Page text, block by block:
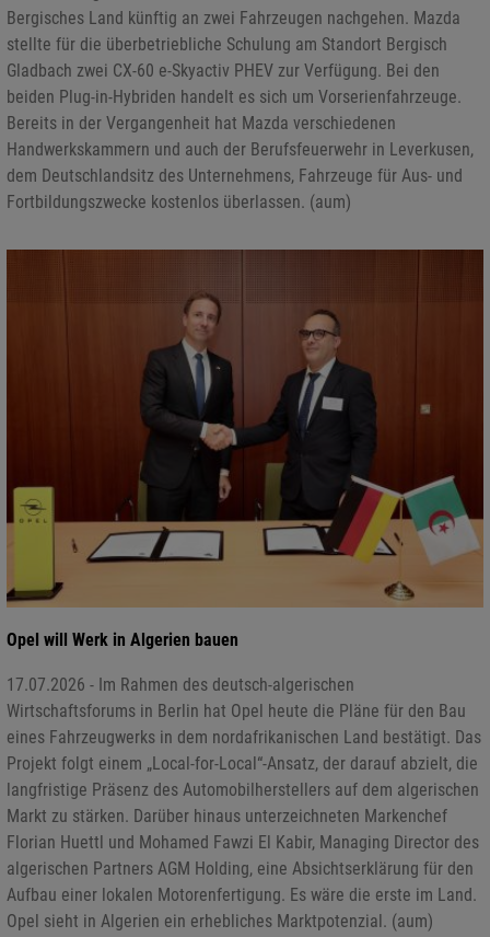
Bergisches Land künftig an zwei Fahrzeugen nachgehen. Mazda
stellte für die überbetriebliche Schulung am Standort Bergisch
Gladbach zwei CX-60 e-Skyactiv PHEV zur Verfügung. Bei den
beiden Plug-in-Hybriden handelt es sich um Vorserienfahrzeuge.
Bereits in der Vergangenheit hat Mazda verschiedenen
Handwerkskammern und auch der Berufsfeuerwehr in Leverkusen,
dem Deutschlandsitz des Unternehmens, Fahrzeuge für Aus- und
Fortbildungszwecke kostenlos überlassen. (aum)
Opel will Werk in Algerien bauen
17.07.2026 - Im Rahmen des deutsch-algerischen
Wirtschaftsforums in Berlin hat Opel heute die Pläne für den Bau
eines Fahrzeugwerks in dem nordafrikanischen Land bestätigt. Das
Projekt folgt einem „Local-for-Local“-Ansatz, der darauf abzielt, die
langfristige Präsenz des Automobilherstellers auf dem algerischen
Markt zu stärken. Darüber hinaus unterzeichneten Markenchef
Florian Huettl und Mohamed Fawzi El Kabir, Managing Director des
algerischen Partners AGM Holding, eine Absichtserklärung für den
Aufbau einer lokalen Motorenfertigung. Es wäre die erste im Land.
Opel sieht in Algerien ein erhebliches Marktpotenzial. (aum)